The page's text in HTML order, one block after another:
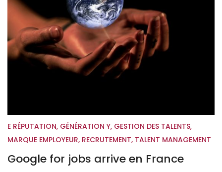
E RÉPUTATION, GÉNÉRATION Y, GESTION DES TALENTS,
MARQUE EMPLOYEUR, RECRUTEMENT, TALENT MANAGEMENT
Google for jobs arrive en France